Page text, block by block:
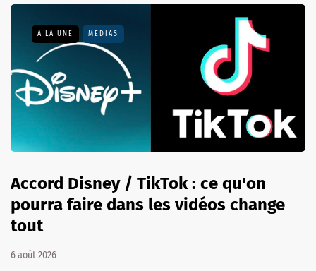
A LA UNE MÉDIAS
Accord Disney / TikTok : ce qu'on
pourra faire dans les vidéos change
tout
6 août 2026